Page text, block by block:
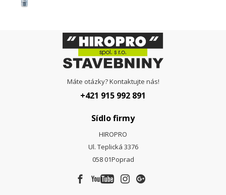
Máte otázky? Kontaktujte nás!
+421 915 992 891
Sídlo firmy
HIROPRO
Ul. Teplická 3376
058 01Poprad